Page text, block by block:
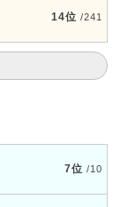
14位 /241
7位 /10